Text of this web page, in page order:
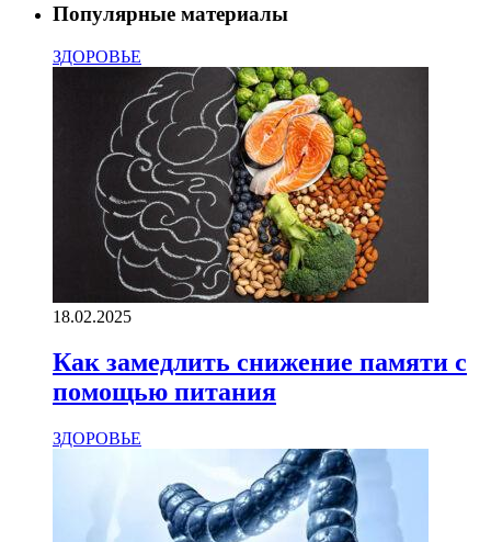
Популярные материалы
ЗДОРОВЬЕ
18.02.2025
Как замедлить снижение памяти с
помощью питания
ЗДОРОВЬЕ